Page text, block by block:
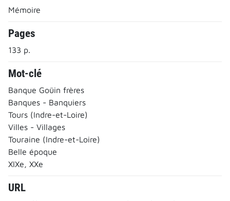
Mémoire
Pages
133 p.
Mot-clé
Banque Goüin frères
Banques - Banquiers
Tours (Indre-et-Loire)
Villes - Villages
Touraine (Indre-et-Loire)
Belle époque
XIXe, XXe
URL